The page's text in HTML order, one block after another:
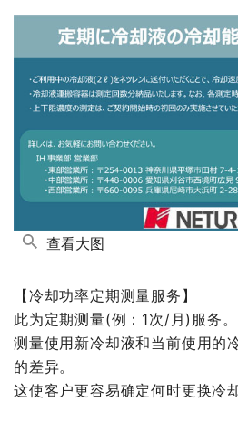
查看大图
【冷却功率定期测量服务】
此为定期测量(例：1次/月)服务。
测量使用新冷却液和当前使用的
的差异。
这使客户更容易确定何时更换冷却